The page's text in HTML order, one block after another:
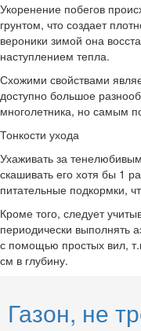
Укоренение побегов
грунтом, что создает
вероники зимой она
наступлением тепла.
Схожими свойствами
доступно большое
многолетника, но самым
Тонкости ухода
Ухаживать за
скашивать его хотя бы 1
питательные подкормки,
Кроме того, следует
периодически выполнять
с помощью простых вил,
см в глубину.
Газон, не